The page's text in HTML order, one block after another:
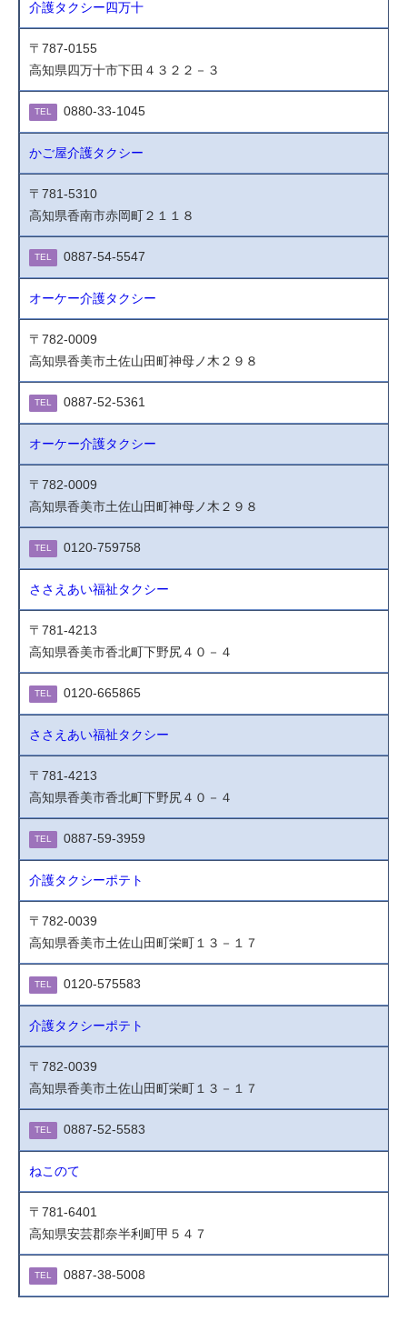
介護タクシー四万十
〒787-0155
高知県四万十市下田４３２２－３
TEL 0880-33-1045
かご屋介護タクシー
〒781-5310
高知県香南市赤岡町２１１８
TEL 0887-54-5547
オーケー介護タクシー
〒782-0009
高知県香美市土佐山田町神母ノ木２９８
TEL 0887-52-5361
オーケー介護タクシー
〒782-0009
高知県香美市土佐山田町神母ノ木２９８
TEL 0120-759758
ささえあい福祉タクシー
〒781-4213
高知県香美市香北町下野尻４０－４
TEL 0120-665865
ささえあい福祉タクシー
〒781-4213
高知県香美市香北町下野尻４０－４
TEL 0887-59-3959
介護タクシーポテト
〒782-0039
高知県香美市土佐山田町栄町１３－１７
TEL 0120-575583
介護タクシーポテト
〒782-0039
高知県香美市土佐山田町栄町１３－１７
TEL 0887-52-5583
ねこのて
〒781-6401
高知県安芸郡奈半利町甲５４７
TEL 0887-38-5008